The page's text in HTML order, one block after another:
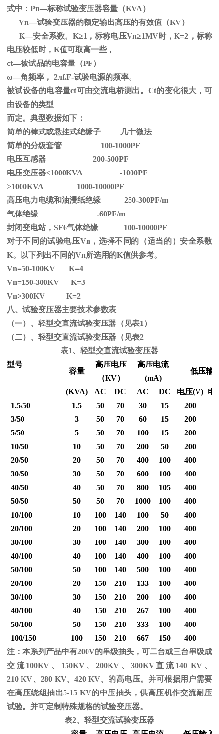
式中： Pn—标称试验变压器容量（KVA）
Vn—试验变压器的额定输出高压的有效值（KV）
K—安全系数。 K≥1，标称电压Vn≥1MV时，K=2，标称
电压较低时，K值可取高一些，
ct—被试品的电容量（PF）
ω—角频率， 2лf.F-试验电源的频率。
被试设备的电容量ct可由交流电桥测出。Ct的变化很大，可
由设备的类型
而定。典型数据如下：
简单的棒式或悬挂式绝缘子 几十微法
简单的分级套管 100-1000PF
电压互感器 200-500PF
电压变压器<1000KVA -1000PF
>1000KVA 1000-10000PF
高压电力电缆和油浸纸绝缘 250-300PF/m
气体绝缘 -60PF/m
封闭变电站，SF6气体绝缘 100-10000PF
对于不同的试验电压Vn ，选择不同的（适当的）安全系数
K。以下列出不同的Vn所选用的K值供参考。
Vn=50-100KV K=4
Vn=150-300KV K=3
Vn>300KV K=2
八、试验变压器主要技术参数表
（一）、轻型交直流试验变压器（见表1）
（二）、轻型交直流试验变压器（见表2
表1、轻型交直流试验变压器
型号
容量
高压电压
（KV）
高压电流
(mA)
低压输
(KVA) AC DC AC DC 电压(V) 电
1.5/50
1.5 50 70 30 15 200
3/50
3 50 70 60 15 200
5/50
5 50 70 100 15 200
10/50
10 50 70 200 50 200
20/50
20 50 70 400 100 400
30/50
30 50 70 600 100 400
40/50
40 50 70 800 105 400
50/50
50 50 70 1000 100 400
10/100
10 100 140 100 50 400
20/100
20 100 140 200 100 400
30/100
30 100 140 300 100 400
40/100
40 100 140 400 100 400
50/100
50 100 140 500 100 400
20/100
20 150 210 133 100 400
30/100
30 150 210 200 100 400
40/100
40 150 210 267 100 400
50/100
50 150 210 333 100 400
100/150
100 150 210 667 150 400
注：本系列产品中有200V的串级抽头，可二台或三台串级成
交流100KV 、 150KV、200KV 、 300KV直流 140 KV 、
210 KV、280 KV、420 KV、的高电压。并可根据用户需要
在高压绕组抽出5-15 KV的中压抽头，供高压机作交流耐压
试验。并可定制特殊规格的试验变压器。
表2、轻型交流试验变压器